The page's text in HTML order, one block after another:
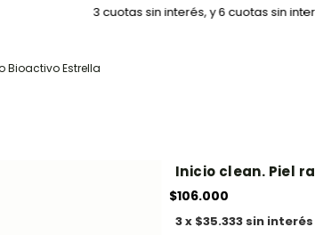
3 cuotas sin interés, y 6 cuotas sin interés a
Bioactivo Estrella
Inicio clean. Piel
$106.000
3 x $35.333 sin interés